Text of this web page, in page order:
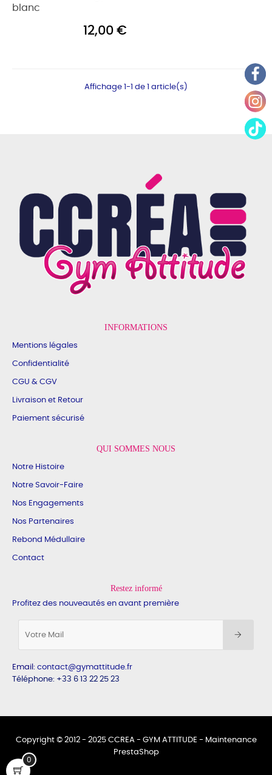
blanc
12,00 €
Affichage 1-1 de 1 article(s)
INFORMATIONS
Mentions légales
Confidentialité
CGU & CGV
Livraison et Retour
Paiement sécurisé
QUI SOMMES NOUS
Notre Histoire
Notre Savoir-Faire
Nos Engagements
Nos Partenaires
Rebond Médullaire
Contact
Restez informé
Profitez des nouveautés en avant première
Email : contact@gymattitude.fr
Téléphone: +33 6 13 22 25 23
Copyright © 2012 - 2025 CCREA - GYM ATTITUDE - Maintenance
PrestaShop
0